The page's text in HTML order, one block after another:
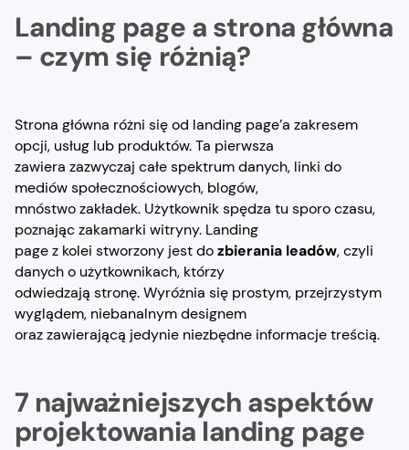
Landing page a strona główna
– czym się różnią?
Strona główna różni się od landing page’a zakresem
opcji, usług lub produktów. Ta pierwsza
zawiera zazwyczaj całe spektrum danych, linki do
mediów społecznościowych, blogów,
mnóstwo zakładek. Użytkownik spędza tu sporo czasu,
poznając zakamarki witryny. Landing
page z kolei stworzony jest dozbierania leadów, czyli
danych o użytkownikach, którzy
odwiedzają stronę. Wyróżnia się prostym, przejrzystym
wyglądem, niebanalnym designem
oraz zawierającą jedynie niezbędne informacje treścią.
7 najważniejszych aspektów
projektowania landing page